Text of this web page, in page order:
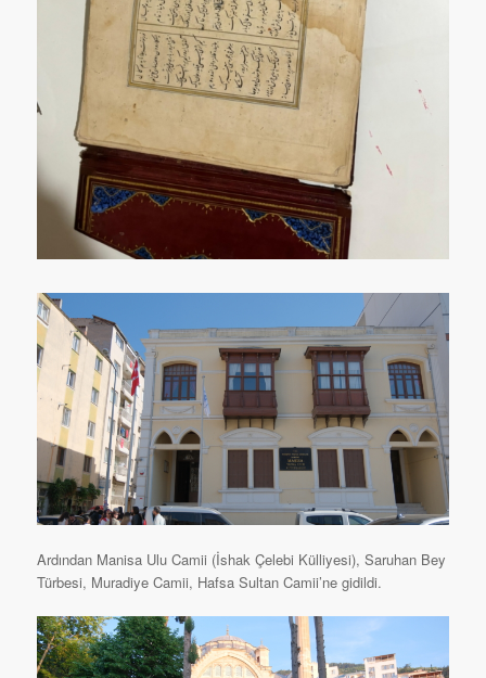
Ardından Manisa Ulu Camii (İshak Çelebi Külliyesi), Saruhan Bey
Türbesi, Muradiye Camii, Hafsa Sultan Camii’ne gidildi.